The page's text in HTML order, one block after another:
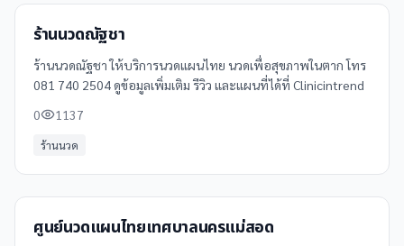
ร้านนวดณัฐชา
ร้านนวดณัฐชา ให้บริการนวดแผนไทย นวดเพื่อสุขภาพในตาก โทร
081 740 2504 ดูข้อมูลเพิ่มเติม รีวิว และแผนที่ได้ที่ Clinicintrend
0
1137
ร้านนวด
ศูนย์นวดแผนไทยเทศบาลนครแม่สอด